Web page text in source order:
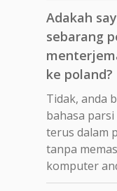
Adakah
sebarang
ke poland?
Tidak, anda
bahasa
terus dalam
tanpa
komputer